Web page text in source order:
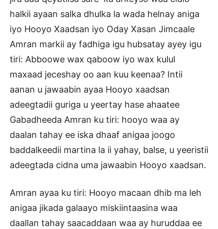
halkii ayaan salka dhulka la wada helnay aniga
iyo Hooyo Xaadsan iyo Oday Xasan Jimcaale
Amran markii ay fadhiga igu hubsatay ayey igu
tiri: Abboowe wax qaboow iyo wax kulul
maxaad jeceshay oo aan kuu keenaa? Intii
aanan u jawaabin ayaa Hooyo xaadsan
adeegtadii guriga u yeertay hase ahaatee
Gabadheeda Amran ku tiri: hooyo waa ay
daalan tahay ee iska dhaaf anigaa joogo
baddalkeedii martina la ii yahay, balse, u yeeristii
adeegtada cidna uma jawaabin Hooyo xaadsan.
Amran ayaa ku tiri: Hooyo macaan dhib ma leh
anigaa jikada galaayo miskiintaasina waa
daallan tahay saacaddaan waa ay huruddaa ee